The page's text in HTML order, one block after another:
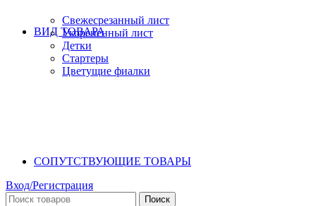
ВИД ТОВАРА
Свежесрезанный лист
Укорененный лист
Детки
Стартеры
Цветущие фиалки
СОПУТСТВУЮЩИЕ ТОВАРЫ
Вход/Регистрация
Поиск